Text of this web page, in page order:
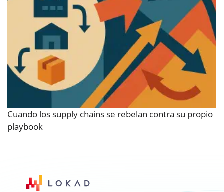
Cuando los supply chains se rebelan contra su propio
playbook